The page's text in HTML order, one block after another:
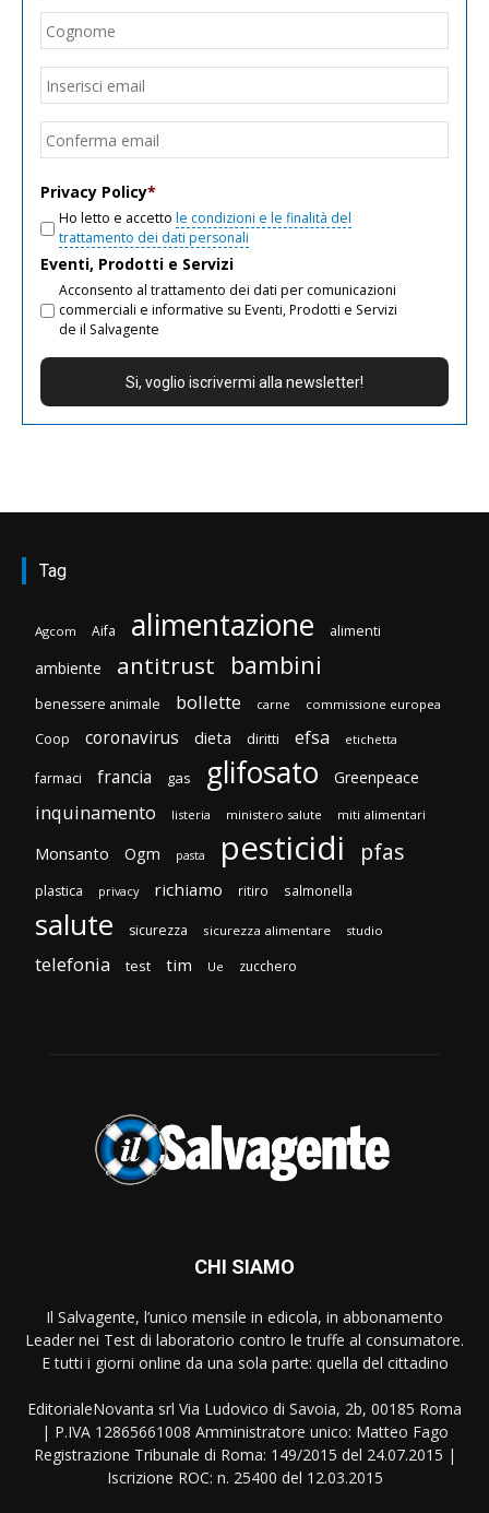
Email
Privacy Policy*
Ho letto e accetto le condizioni e le finalità del
trattamento dei dati personali
Eventi, Prodotti e Servizi
Acconsento al trattamento dei dati per comunicazioni
commerciali e informative su Eventi, Prodotti e Servizi
de il Salvagente
Tag
Agcom Aifa alimentazione alimenti
ambiente antitrust bambini
benessere animale bollette carne commissione europea
Coop coronavirus dieta diritti efsa etichetta
farmaci francia gas glifosato Greenpeace
inquinamento listeria ministero salute miti alimentari
Monsanto Ogm pasta pesticidi pfas
plastica privacy richiamo ritiro salmonella
salute sicurezza sicurezza alimentare studio
telefonia test tim Ue zucchero
CHI SIAMO
Il Salvagente, l’unico mensile in edicola, in abbonamento
Leader nei Test di laboratorio contro le truffe al consumatore.
E tutti i giorni online da una sola parte: quella del cittadino
EditorialeNovanta srl Via Ludovico di Savoia, 2b, 00185 Roma
| P.IVA 12865661008 Amministratore unico: Matteo Fago
Registrazione Tribunale di Roma: 149/2015 del 24.07.2015 |
Iscrizione ROC: n. 25400 del 12.03.2015